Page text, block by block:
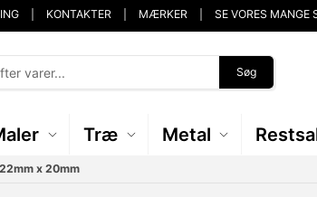
KONTAKTER MÆRKER SE VORES MANGE
Søg
Træ Metal
x 20mm